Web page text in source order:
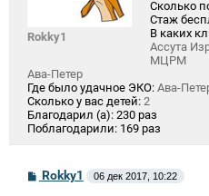
Rokky1
Сколько
Стаж
В каких
Ассута
МЦРМ
Ава-Петер
Где было удачное ЭКО: Ава-
Сколько у вас детей: 2
Благодарил (а): 230 раз
Поблагодарили: 169 раз
СRokky1 06 дек 2017, 10:22